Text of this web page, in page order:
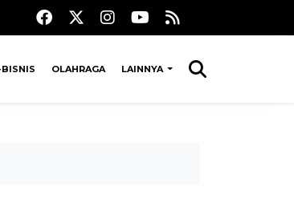
BISNIS OLAHRAGA LAINNYA